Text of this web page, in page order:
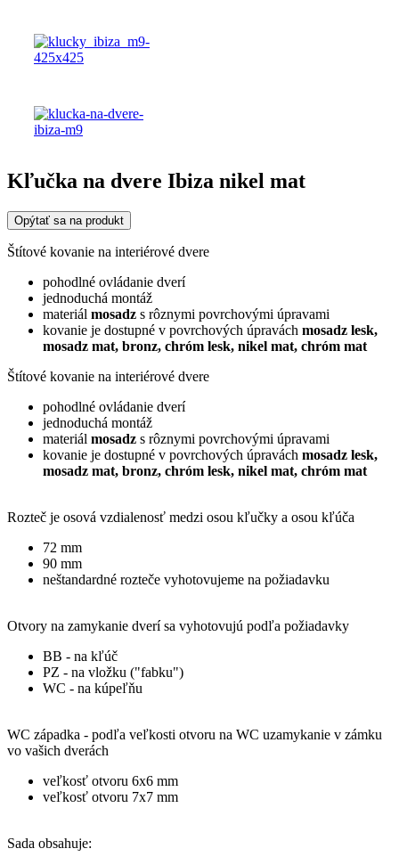
Kľučka na dvere Ibiza nikel mat
Opýtať sa na produkt
Štítové kovanie na interiérové dvere
pohodlné ovládanie dverí
jednoduchá montáž
materiál mosadz s rôznymi povrchovými úpravami
kovanie je dostupné v povrchových úpravách mosadz lesk,
mosadz mat, bronz, chróm lesk, nikel mat, chróm mat
Štítové kovanie na interiérové dvere
pohodlné ovládanie dverí
jednoduchá montáž
materiál mosadz s rôznymi povrchovými úpravami
kovanie je dostupné v povrchových úpravách mosadz lesk,
mosadz mat, bronz, chróm lesk, nikel mat, chróm mat
Rozteč je osová vzdialenosť medzi osou kľučky a osou kľúča
72 mm
90 mm
neštandardné rozteče vyhotovujeme na požiadavku
Otvory na zamykanie dverí sa vyhotovujú podľa požiadavky
BB - na kľúč
PZ - na vložku ("fabku")
WC - na kúpeľňu
WC západka - podľa veľkosti otvoru na WC uzamykanie v zámku
vo vašich dverách
veľkosť otvoru 6x6 mm
veľkosť otvoru 7x7 mm
Sada obsahuje: